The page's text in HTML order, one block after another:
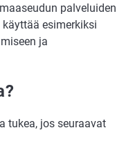
palveluiden
esimerkiksi
ja
tukea, jos seuraavat